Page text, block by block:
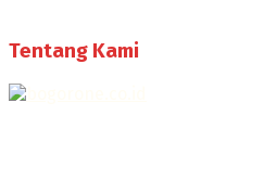
Tentang Kami